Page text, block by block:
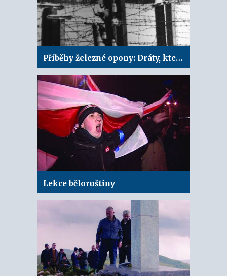
Příběhy železné opony: Dráty, které zabíjely
Lekce běloruštiny